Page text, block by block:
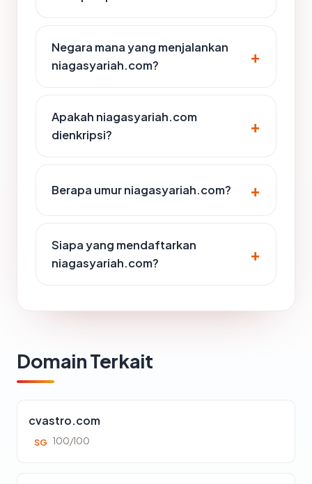
Negara mana yang menjalankan
niagasyariah.com?
Apakah niagasyariah.com
dienkripsi?
Berapa umur niagasyariah.com?
Siapa yang mendaftarkan
niagasyariah.com?
Domain Terkait
cvastro.com
SG 100/100